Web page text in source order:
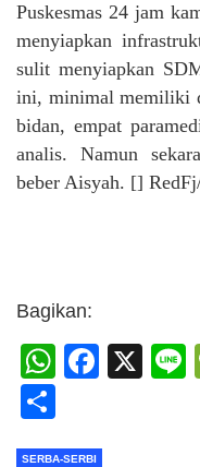
Puskesmas 24 jam
menyiapkan
sulit menyiapkan
ini, minimal memiliki
bidan, empat
analis. Namun
beber Aisyah. []
Bagikan:
X
SERBA-SERBI